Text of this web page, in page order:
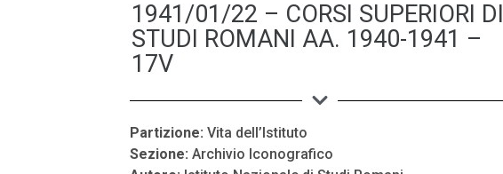
.LA "VITA DELL'ISTITUTO" ATTRAVERSO LE IMMAGINI
1941/01/22 – CORSI SUPERIORI DI
STUDI ROMANI AA. 1940-1941 –
17V
Partizione: Vita dell’Istituto
Sezione: Archivio Iconografico